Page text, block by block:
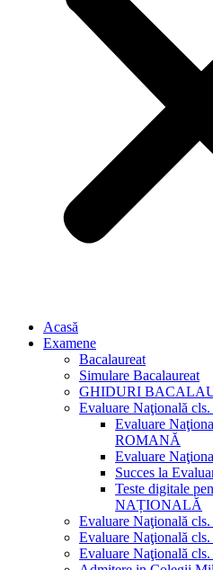
Acasă
Examene
Bacalaureat
Simulare Bacalaureat
GHIDURI
Evaluare Naţională
Evaluare
ROMANĂ
Evaluare
Succes la
Teste digitale
NAȚIONALĂ
Evaluare Naţională
Evaluare Naţională
Evaluare Naţională cls.